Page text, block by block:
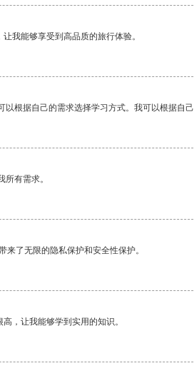
我能够享受到高品质的旅行体验。
根据自己的需求选择学习方式。我可以根据自己
有需求。
了无限的隐私保护和安全性保护。
，让我能够学到实用的知识。